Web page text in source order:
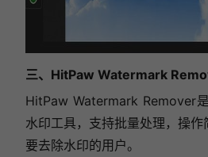
三、HitPaw Watermark
HitPaw Watermark Remover
水印工具，支持批量处理，操
要去除水印的用户。